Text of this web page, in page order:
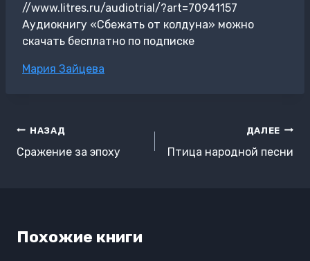
//www.litres.ru/audiotrial/?art=70941157
Аудиокнигу «Сбежать от колдуна» можно
скачать бесплатно по подписке
Метки
Мария Зайцева
Навигация
по
НАЗАД
Сражение за эпоху
ДАЛЕЕ
Птица народной песни
Похожие книги